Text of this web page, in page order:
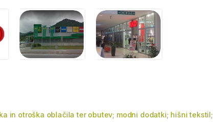
in otroška oblačila ter obutev; modni dodatki; hišni tekstil;